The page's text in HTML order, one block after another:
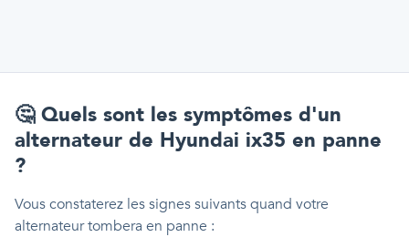
🤔 Quels sont les symptômes d'un
alternateur de Hyundai ix35 en panne
?
Vous constaterez les signes suivants quand votre
alternateur tombera en panne :